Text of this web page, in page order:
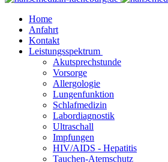
Home
Anfahrt
Kontakt
Leistungsspektrum
Akutsprechstunde
Vorsorge
Allergologie
Lungenfunktion
Schlafmedizin
Labordiagnostik
Ultraschall
Impfungen
HIV/AIDS - Hepatitis
Tauchen-Atemschutz